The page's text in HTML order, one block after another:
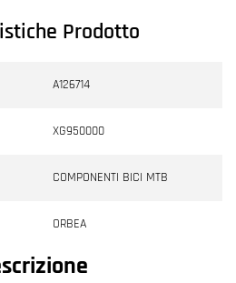
Prodotto
A126714
XG950000
COMPONENTI BICI MTB
ORBEA